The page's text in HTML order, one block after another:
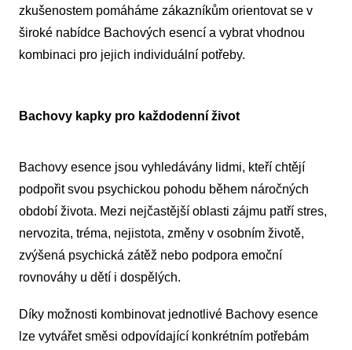
zkušenostem pomáháme zákazníkům orientovat se v
široké nabídce Bachových esencí a vybrat vhodnou
kombinaci pro jejich individuální potřeby.
Bachovy kapky pro každodenní život
Bachovy esence jsou vyhledávány lidmi, kteří chtějí
podpořit svou psychickou pohodu během náročných
období života. Mezi nejčastější oblasti zájmu patří stres,
nervozita, tréma, nejistota, změny v osobním životě,
zvýšená psychická zátěž nebo podpora emoční
rovnováhy u dětí i dospělých.
Díky možnosti kombinovat jednotlivé Bachovy esence
lze vytvářet směsi odpovídající konkrétním potřebám